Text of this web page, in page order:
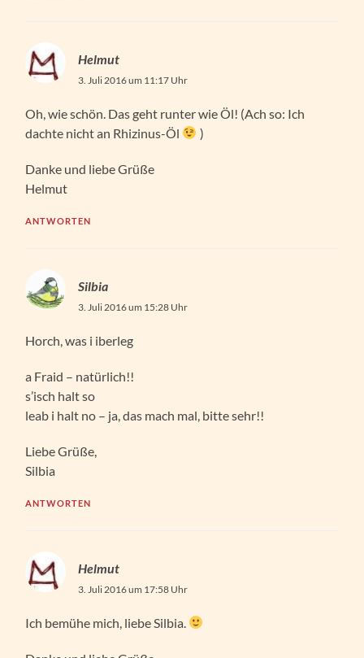
Helmut
3. Juli 2016 um 11:17 Uhr
Oh, wie schön. Das geht runter wie Öl! (Ach so: Ich
dachte nicht an Rhizinus-Öl
)
Danke und liebe Grüße
Helmut
ANTWORTEN
Silbia
3. Juli 2016 um 15:28 Uhr
Horch, was i iberleg
a Fraid – natürlich!!
s’isch halt so
leab i halt no – ja, das mach mal, bitte sehr!!
Liebe Grüße,
Silbia
ANTWORTEN
Helmut
3. Juli 2016 um 17:58 Uhr
Ich bemühe mich, liebe Silbia.